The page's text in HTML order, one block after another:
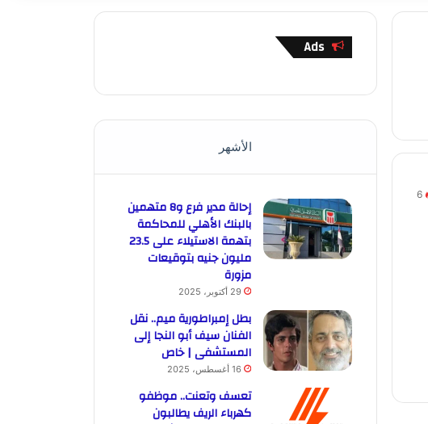
6
Ads
الأشهر
إحالة مدير فرع و8 متهمين
بالبنك الأهلي للمحاكمة
بتهمة الاستيلاء على 23.5
مليون جنيه بتوقيعات
مزورة
29 أكتوبر، 2025
بطل إمبراطورية ميم.. نقل
الفنان سيف أبو النجا إلى
المستشفى | خاص
16 أغسطس، 2025
تعسف وتعنت.. موظفو
كهرباء الريف يطالبون